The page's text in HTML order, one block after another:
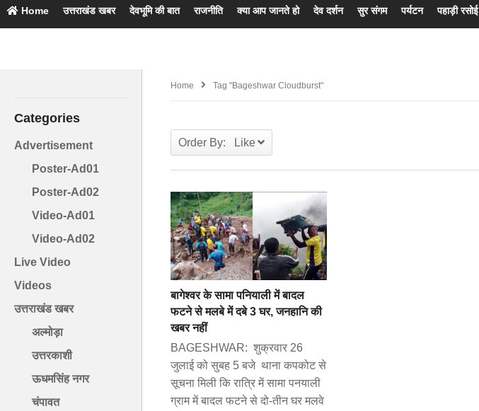
Home उत्तराखंड खबर देवभूमि की बात राजनीति क्या आप जानते हो देव दर्शन सुर संगम पर्यटन पहाड़ी रसोई
Categories
Advertisement
Poster-Ad01
Poster-Ad02
Video-Ad01
Video-Ad02
Live Video
Videos
उत्तराखंड खबर
अल्मोड़ा
उत्तरकाशी
ऊधमसिंह नगर
चंपावत
Home Tag "bageshwar Cloudburst"
Order By: Like
बागेश्वर के सामा पनियाली में बादल
फटने से मलबे में दबे 3 घर, जनहानि की
खबर नहीं
BAGESHWAR: शुक्रवार 26
जुलाई को सुबह 5 बजे थाना कपकोट से
सूचना मिली कि रात्रि में सामा पनयाली
ग्राम में बादल फटने से दो-तीन घर मलवे